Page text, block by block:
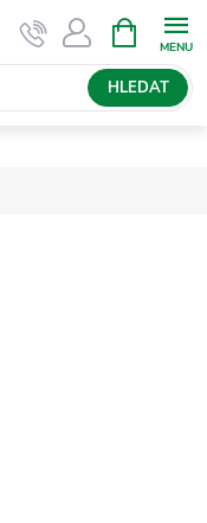
HLEDAT
NÁKUPNÍ
KOŠÍK